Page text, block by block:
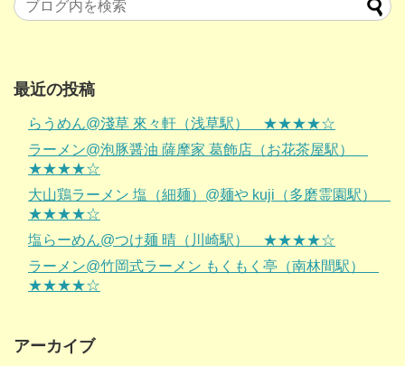
最近の投稿
らうめん@淺草 來々軒（浅草駅） ★★★★☆
ラーメン@泡豚醤油 薩摩家 葛飾店（お花茶屋駅）
★★★★☆
大山鶏ラーメン 塩（細麺）@麺や kuji（多磨霊園駅）
★★★★☆
塩らーめん@つけ麺 晴（川崎駅） ★★★★☆
ラーメン@竹岡式ラーメン もくもく亭（南林間駅）
★★★★☆
アーカイブ